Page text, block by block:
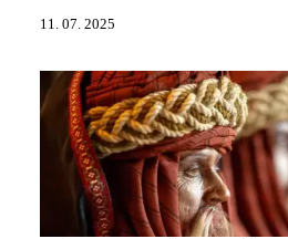
11. 07. 2025